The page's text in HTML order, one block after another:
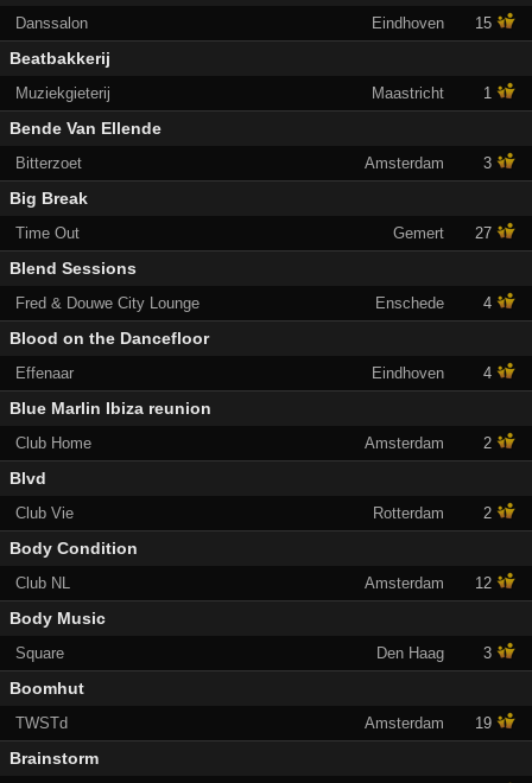
Danssalon Eindhoven 15
Beatbakkerij
Muziekgieterij Maastricht 1
Bende Van Ellende
Bitterzoet Amsterdam 3
Big Break
Time Out Gemert 27
Blend Sessions
Fred & Douwe City Lounge Enschede 4
Blood on the Dancefloor
Effenaar Eindhoven 4
Blue Marlin Ibiza reunion
Club Home Amsterdam 2
Blvd
Club Vie Rotterdam 2
Body Condition
Club NL Amsterdam 12
Body Music
Square Den Haag 3
Boomhut
TWSTd Amsterdam 19
Brainstorm